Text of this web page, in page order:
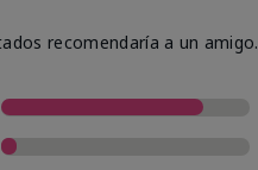
recomendaría a un amigo.